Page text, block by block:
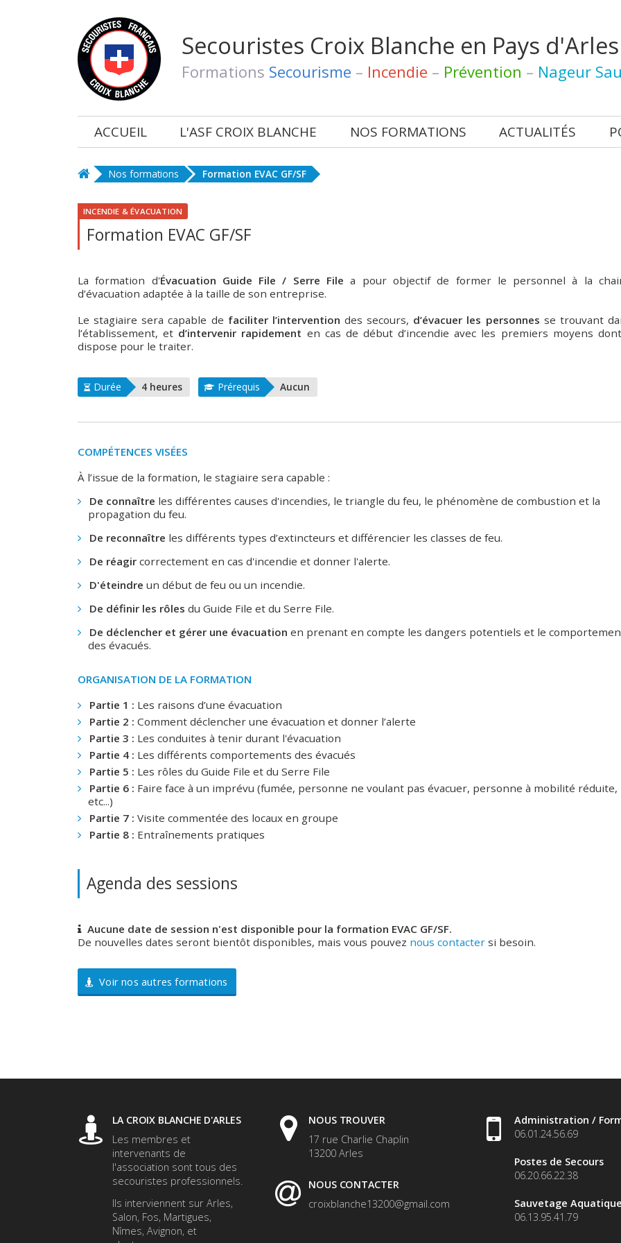
Secouristes Croix Blanche en Pays d'Arles
Formations Secourisme – Incendie – Prévention – Nageur
ACCUEIL L'ASF CROIX BLANCHE NOS FORMATIONS ACTUALITÉS
Nos formations Formation EVAC GF/SF
INCENDIE & ÉVACUATION
Formation EVAC GF/SF
La formation d'Évacuation Guide File / Serre File a pour objectif de former le personnel à la
d’évacuation adaptée à la taille de son entreprise.
Le stagiaire sera capable de faciliter l’intervention des secours, d’évacuer les personnes se trouvant
l’établissement, et d’intervenir rapidement en cas de début d’incendie avec les premiers moyens
dispose pour le traiter.
Durée 4 heures Prérequis Aucun
COMPÉTENCES VISÉES
À l’issue de la formation, le stagiaire sera capable :
De connaître les différentes causes d'incendies, le triangle du feu, le phénomène de combustion et la
propagation du feu.
De reconnaître les différents types d’extincteurs et différencier les classes de feu.
De réagir correctement en cas d'incendie et donner l'alerte.
D'éteindre un début de feu ou un incendie.
De définir les rôles du Guide File et du Serre File.
De déclencher et gérer une évacuation en prenant en compte les dangers potentiels et le
des évacués.
ORGANISATION DE LA FORMATION
Partie 1 : Les raisons d’une évacuation
Partie 2 : Comment déclencher une évacuation et donner l’alerte
Partie 3 : Les conduites à tenir durant l'évacuation
Partie 4 : Les différents comportements des évacués
Partie 5 : Les rôles du Guide File et du Serre File
Partie 6 : Faire face à un imprévu (fumée, personne ne voulant pas évacuer, personne à mobilité réduite,
etc...)
Partie 7 : Visite commentée des locaux en groupe
Partie 8 : Entraînements pratiques
Agenda des sessions
Aucune date de session n'est disponible pour la formation EVAC GF/SF.
De nouvelles dates seront bientôt disponibles, mais vous pouvez nous contacter si besoin.
Voir nos autres formations
LA CROIX BLANCHE D'ARLES
Les membres et
intervenants de
l'association sont tous des
secouristes professionnels.
Ils interviennent sur Arles,
Salon, Fos, Martigues,
Nîmes, Avignon, et
NOUS TROUVER
17 rue Charlie Chaplin
13200 Arles
NOUS CONTACTER
croixblanche13200@gmail.com
Administration /
06.01.24.56.69
Postes de Secours
06.20.66.22.38
Sauvetage
06.13.95.41.79